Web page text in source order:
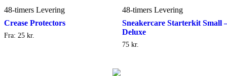
48-timers Levering
Crease Protectors
Fra: 25 kr.
48-timers Levering
Sneakercare Starterkit Small
Deluxe
75 kr.